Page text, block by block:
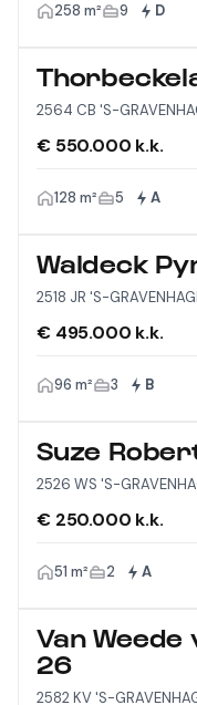
258 m² 9 D
2564 CB 'S-
€ 550.000 k.k.
128 m² 5 A
Waldeck
2518 JR 'S-
€ 495.000 k.k.
96 m² 3 B
Suze
2526 WS 'S-
€ 250.000 k.k.
51 m² 2 A
Van
26
2582 KV 'S-